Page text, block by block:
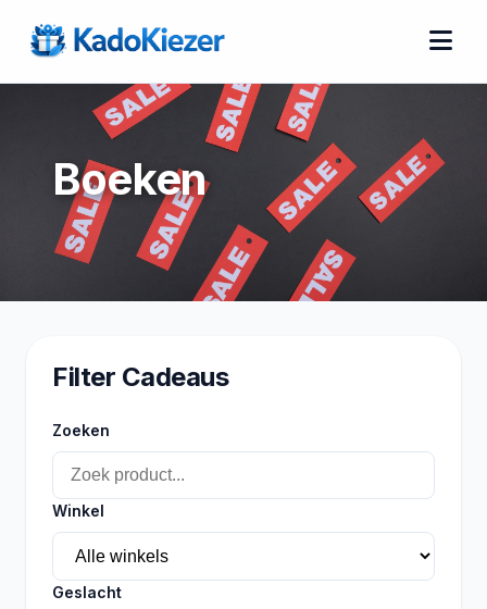
Boeken
Filter Cadeaus
Zoeken
Winkel
Geslacht